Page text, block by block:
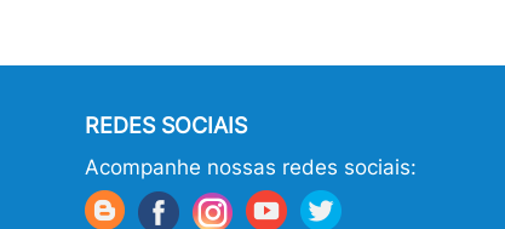
REDES SOCIAIS
Acompanhe nossas redes sociais: